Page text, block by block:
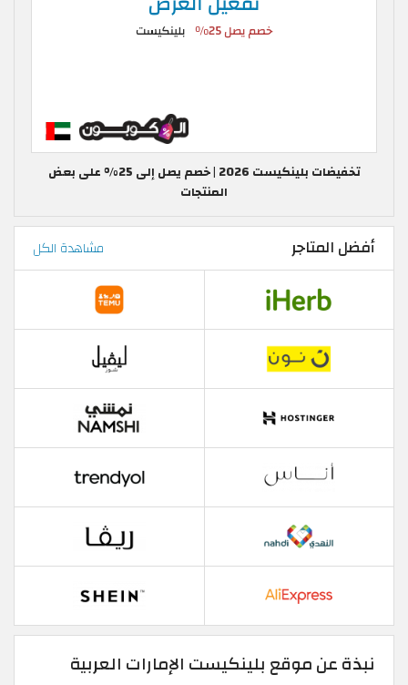
تخفيضات بلينكيست 2026 | خصم يصل إلى 25% على بعض
المنتجات
أفضل المتاجر مشاهدة الكل
نبذة عن موقع بلينكيست الإمارات العربية